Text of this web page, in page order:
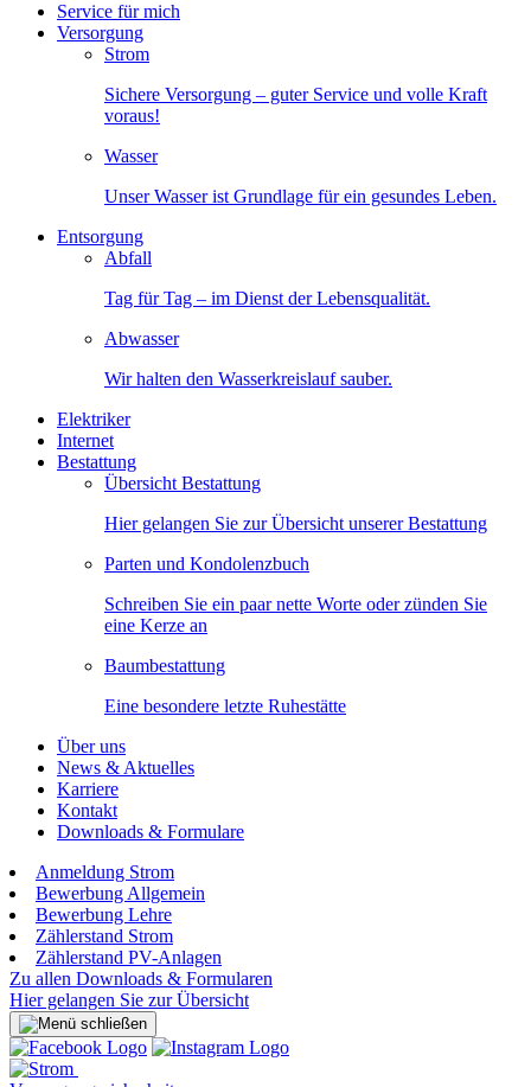
Service für mich
Versorgung
Strom
Sichere Versorgung – guter Service und volle Kraft
voraus!
Wasser
Unser Wasser ist Grundlage für ein gesundes Leben.
Entsorgung
Abfall
Tag für Tag – im Dienst der Lebensqualität.
Abwasser
Wir halten den Wasserkreislauf sauber.
Elektriker
Internet
Bestattung
Übersicht Bestattung
Hier gelangen Sie zur Übersicht unserer Bestattung
Parten und Kondolenzbuch
Schreiben Sie ein paar nette Worte oder zünden Sie
eine Kerze an
Baumbestattung
Eine besondere letzte Ruhestätte
Über uns
News & Aktuelles
Karriere
Kontakt
Downloads & Formulare
Anmeldung Strom
Bewerbung Allgemein
Bewerbung Lehre
Zählerstand Strom
Zählerstand PV-Anlagen
Zu allen Downloads & Formularen
Hier gelangen Sie zur Übersicht